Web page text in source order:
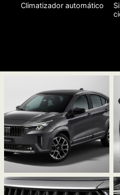
Climatizador automático